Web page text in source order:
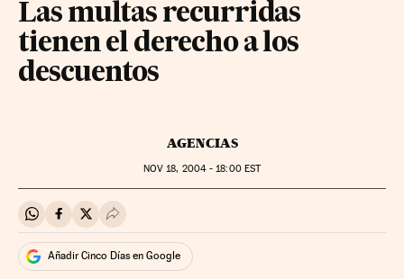
Las multas recurridas
tienen el derecho a los
descuentos
AGENCIAS
NOV 18, 2004 - 18:00EST
Compartir en Whatsapp
Compartir en Facebook
Compartir en Twitter
Desplegar Redes Sociales
Añadir Cinco Días en Google